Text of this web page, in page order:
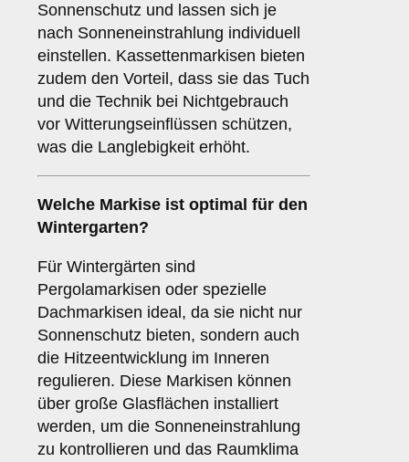
Sonnenschutz und lassen sich je
nach Sonneneinstrahlung individuell
einstellen. Kassettenmarkisen bieten
zudem den Vorteil, dass sie das Tuch
und die Technik bei Nichtgebrauch
vor Witterungseinflüssen schützen,
was die Langlebigkeit erhöht.
Welche Markise ist optimal für den
Wintergarten?
Für Wintergärten sind
Pergolamarkisen oder spezielle
Dachmarkisen ideal, da sie nicht nur
Sonnenschutz bieten, sondern auch
die Hitzeentwicklung im Inneren
regulieren. Diese Markisen können
über große Glasflächen installiert
werden, um die Sonneneinstrahlung
zu kontrollieren und das Raumklima